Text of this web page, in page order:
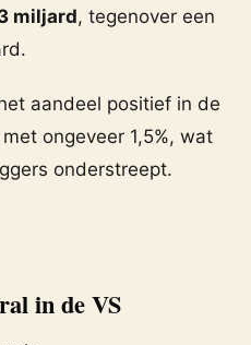
miljard, tegenover een
aandeel positief in de
ongeveer 1,5%, wat
onderstreept.
in de VS